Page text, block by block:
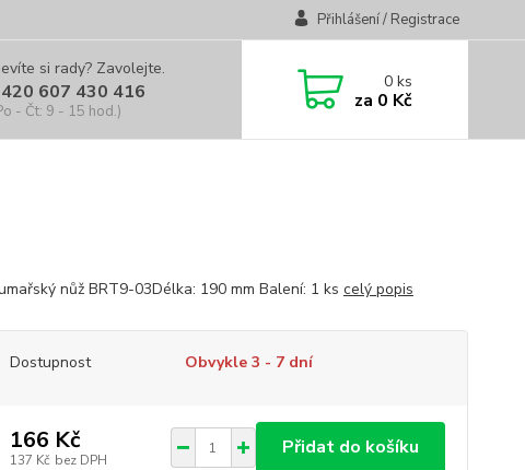
Přihlášení / Registrace
si rady? Zavolejte.
607 430 416
- Čt: 9 - 15 hod.)
0ks
za 0 Kč
nůž BRT9-03Délka: 190 mm Balení: 1 ks celý popis
Dostupnost Obvykle 3 - 7 dní
166 Kč
137 Kč bez DPH
Přidat do košíku